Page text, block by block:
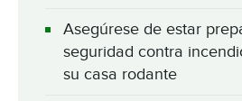
Asegúrese de estar
seguridad contra
su casa rodante